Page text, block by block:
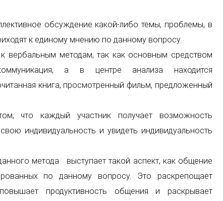
обсуждение какой-либо темы, проблемы, в
к единому мнению по данному вопросу.
вербальным методам, так как основным средством
а в центре анализа находится
книга, просмотренный фильм, предложенный
что каждый участник получает возможность
индивидуальность и увидеть индивидуальность
метода выступает такой аспект, как общение
по данному вопросу. Это раскрепощает
продуктивность общения и раскрывает